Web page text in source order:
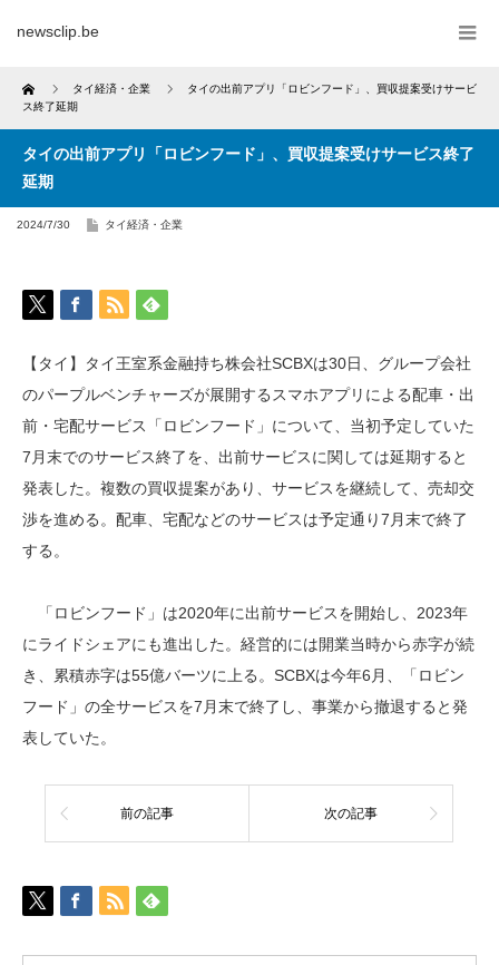
newsclip.be
Home タイ経済・企業
タイの出前アプリ「ロビンフード」、買収提案受けサービ
ス終了延期
タイの出前アプリ「ロビンフード」、買収提案受けサービス終了
延期
2024/7/30 タイ経済・企業
【タイ】タイ王室系金融持ち株会社SCBXは30日、グループ会社
のパープルベンチャーズが展開するスマホアプリによる配車・出
前・宅配サービス「ロビンフード」について、当初予定していた
7月末でのサービス終了を、出前サービスに関しては延期すると
発表した。複数の買収提案があり、サービスを継続して、売却交
渉を進める。配車、宅配などのサービスは予定通り7月末で終了
する。
「ロビンフード」は2020年に出前サービスを開始し、2023年
にライドシェアにも進出した。経営的には開業当時から赤字が続
き、累積赤字は55億バーツに上る。SCBXは今年6月、「ロビン
フード」の全サービスを7月末で終了し、事業から撤退すると発
表していた。
前の記事 次の記事